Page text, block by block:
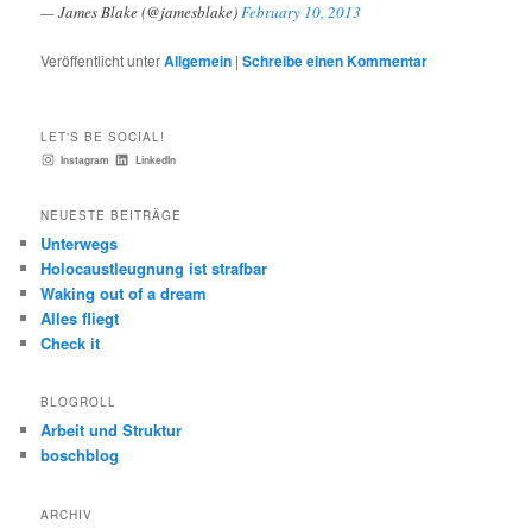
— James Blake (@jamesblake)February 10, 2013
Veröffentlicht unterAllgemein |Schreibe einen Kommentar
LET'S BE SOCIAL!
Instagram LinkedIn
NEUESTE BEITRÄGE
Unterwegs
Holocaustleugnung ist strafbar
Waking out of a dream
Alles fliegt
Check it
BLOGROLL
Arbeit und Struktur
boschblog
ARCHIV